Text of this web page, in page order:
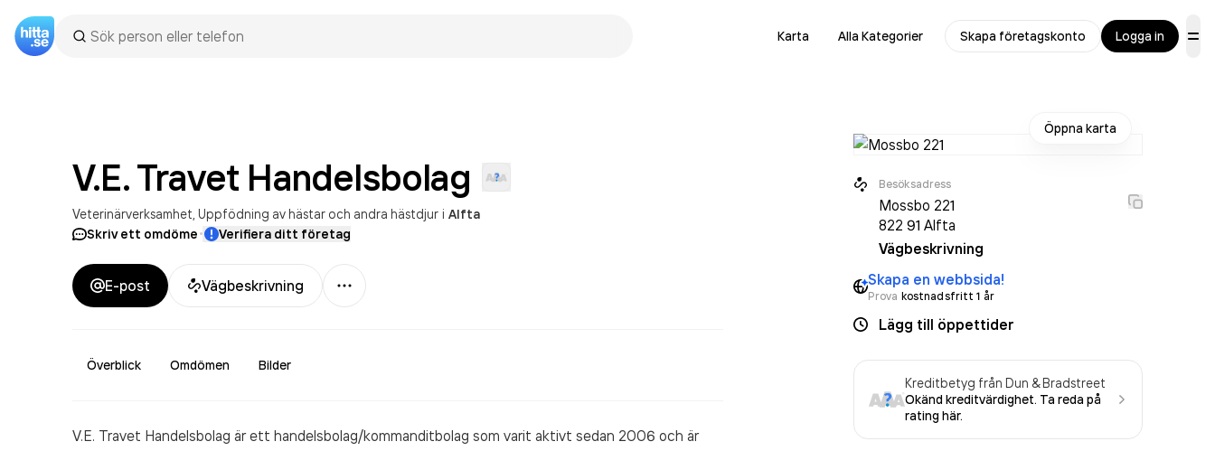
Karta Alla Kategorier Skapa företagskonto Logga in
V.E. Travet Handelsbolag
Veterinärverksamhet Uppfödning av hästar och andra hästdjur i Alfta
Skriv ett omdöme· Verifiera ditt företag
E-post Vägbeskrivning
Mer
Överblick Omdömen Bilder
V.E. Travet Handelsbolag är ett handelsbolag/kommanditbolag som varit aktivt sedan 2006 och är
Öppna karta
Besöksadress
Mossbo 221
822 91 Alfta
Vägbeskrivning
Skapa en webbsida!
Prova kostnadsfritt 1 år
Lägg till öppettider
Kreditbetyg från Dun & Bradstreet
Okänd kreditvärdighet. Ta reda på
rating här.